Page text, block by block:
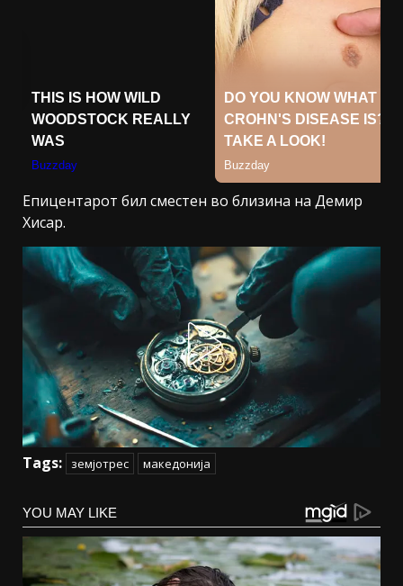
Епицентарот бил сместен во близина на Демир
Хисар.
Tags: земјотрес македонија